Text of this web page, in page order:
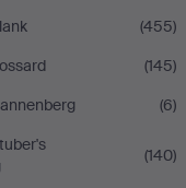
(455)
(145)
(6)
(140)